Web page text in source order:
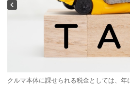
クルマ本体に課せられる税金としては、年